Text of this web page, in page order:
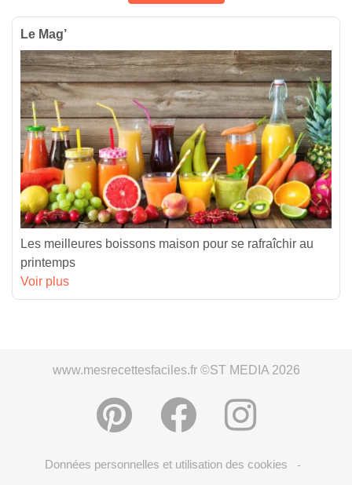
Le Mag’
Les meilleures boissons maison pour se rafraîchir au
printemps
Voir plus
www.mesrecettesfaciles.fr ©ST MEDIA 2026
Données personnelles et utilisation des cookies -